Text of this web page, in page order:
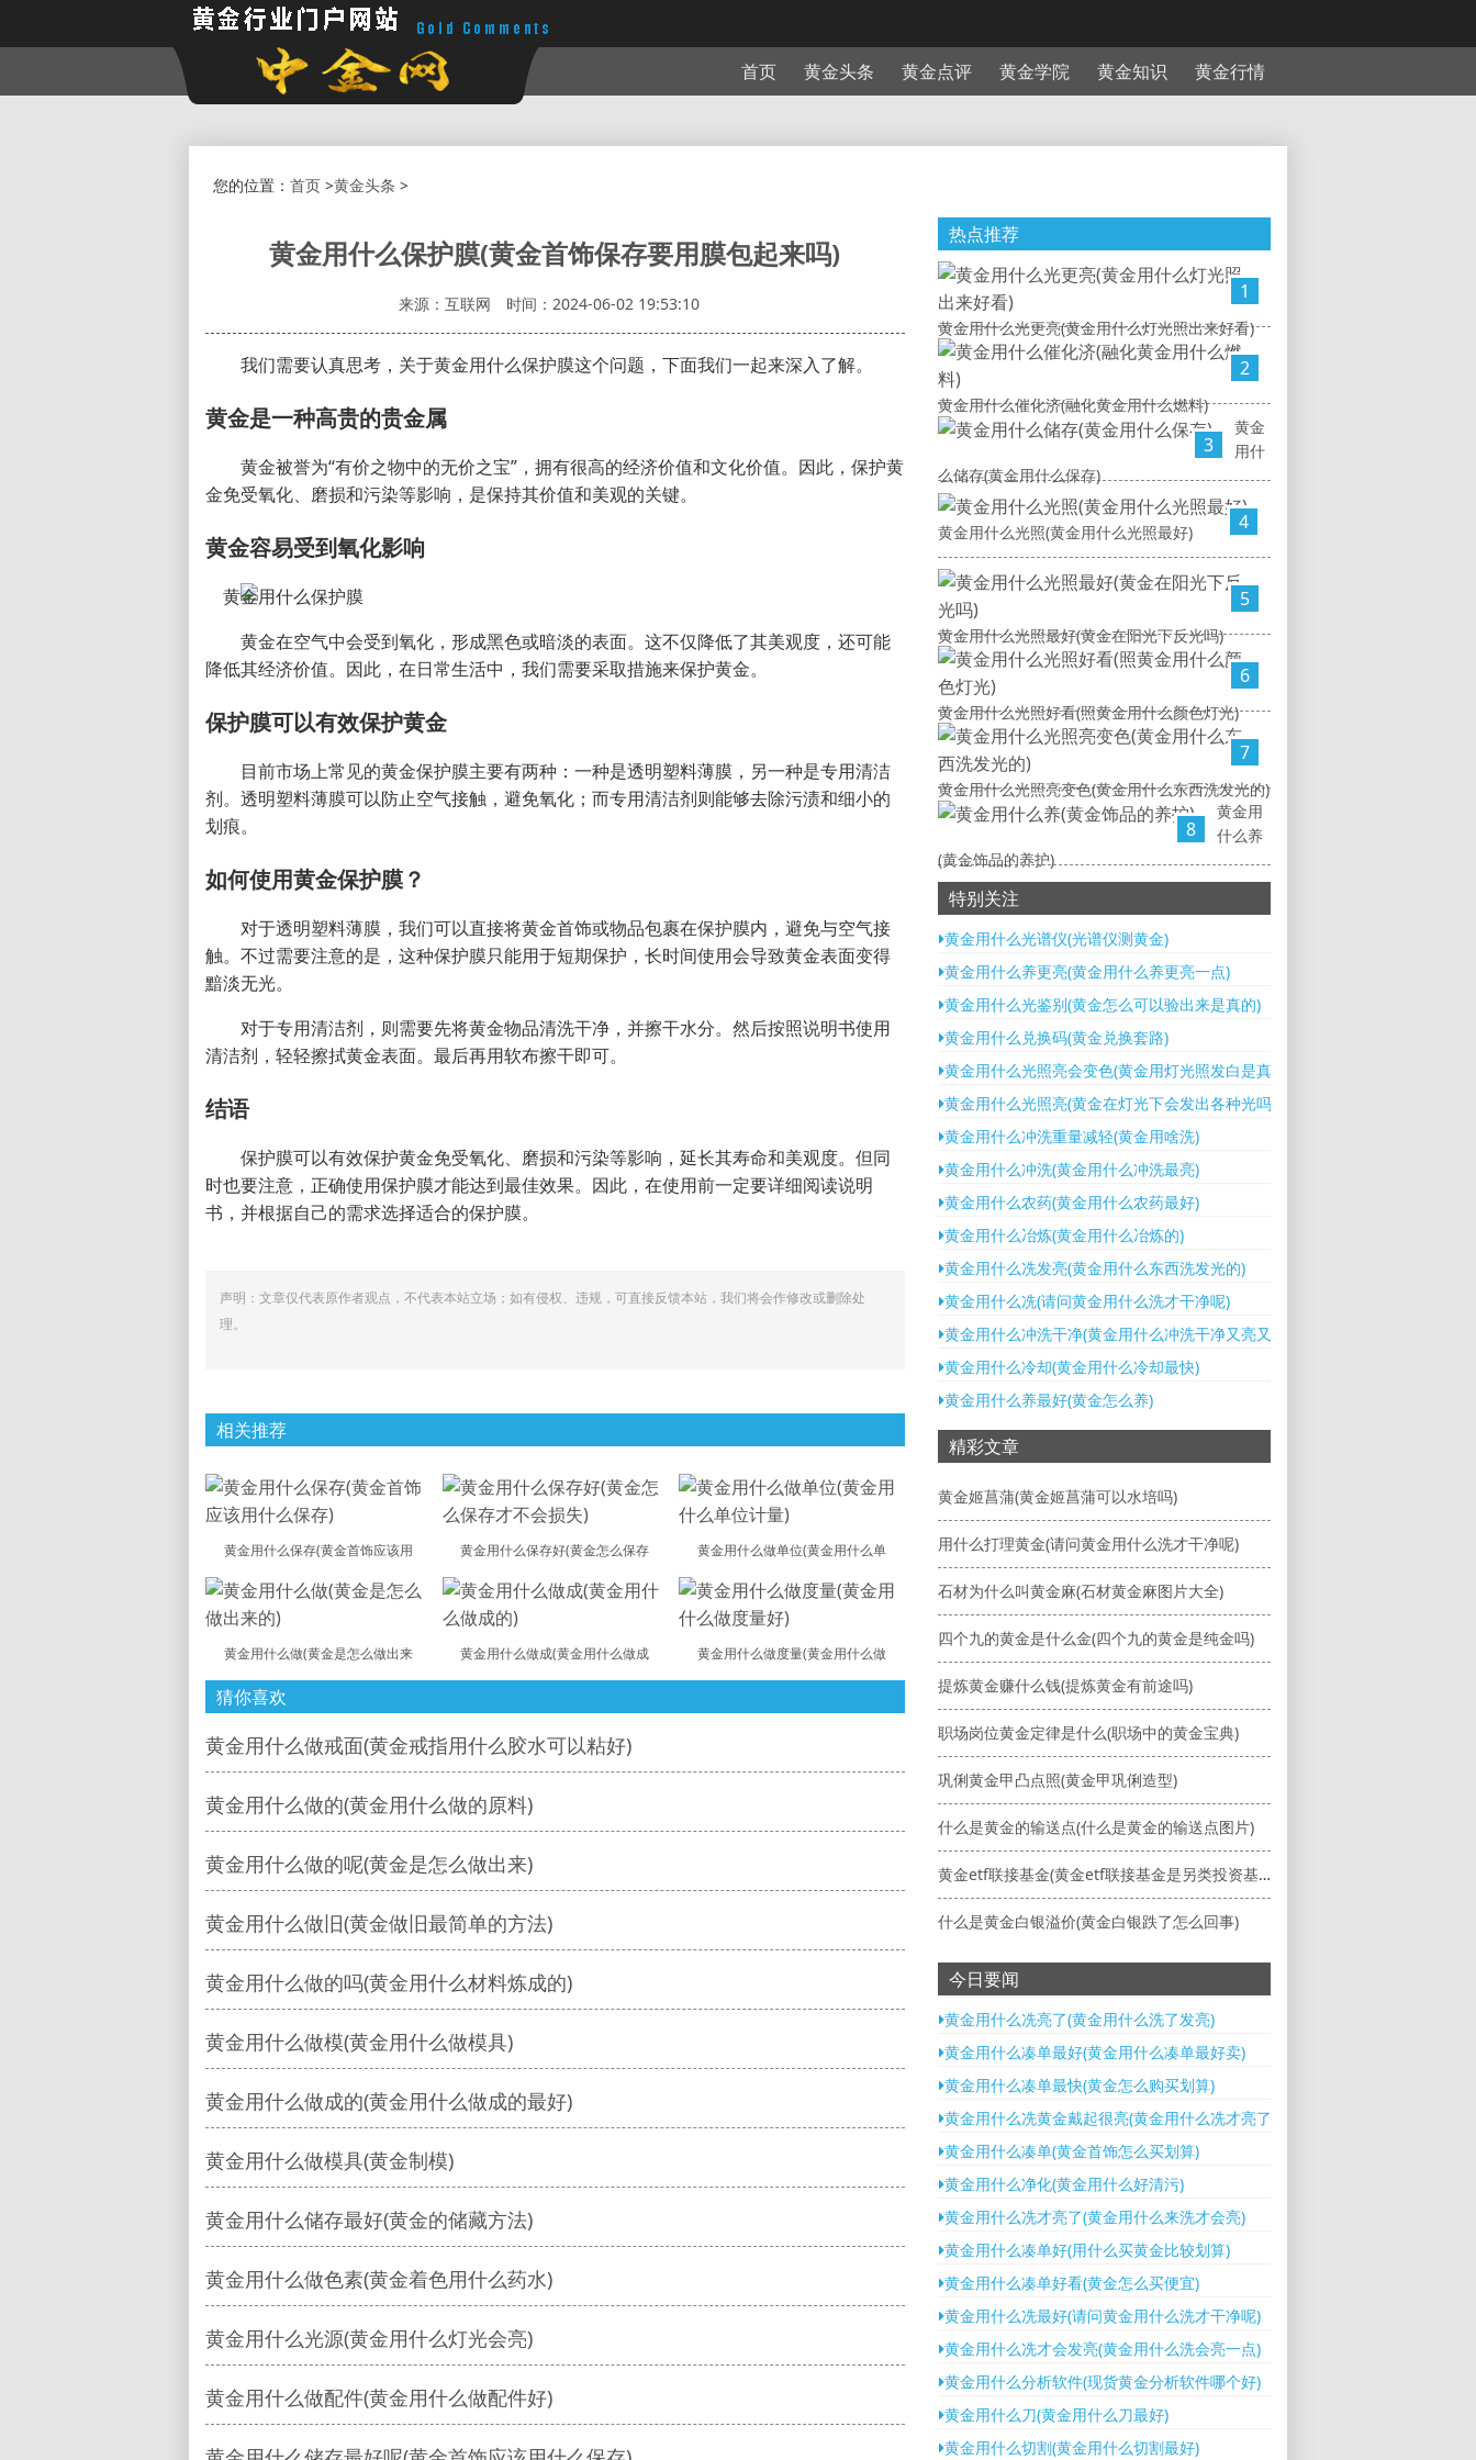
首页 黄金头条 黄金点评 黄金学院 黄金知识 黄金行情
您的位置： 首页>黄金头条 >
黄金用什么保护膜(黄金首饰保存要用膜包起来吗)
来源：互联网 时间：2024-06-02 19:53:10
我们需要认真思考，关于黄金用什么保护膜这个问题，下面我们一起来深入了解。
黄金是一种高贵的贵金属
黄金被誉为“有价之物中的无价之宝”，拥有很高的经济价值和文化价值。因此，保护黄
金免受氧化、磨损和污染等影响，是保持其价值和美观的关键。
黄金容易受到氧化影响
黄金在空气中会受到氧化，形成黑色或暗淡的表面。这不仅降低了其美观度，还可能
降低其经济价值。因此，在日常生活中，我们需要采取措施来保护黄金。
保护膜可以有效保护黄金
目前市场上常见的黄金保护膜主要有两种：一种是透明塑料薄膜，另一种是专用清洁
剂。透明塑料薄膜可以防止空气接触，避免氧化；而专用清洁剂则能够去除污渍和细小的
划痕。
如何使用黄金保护膜？
对于透明塑料薄膜，我们可以直接将黄金首饰或物品包裹在保护膜内，避免与空气接
触。不过需要注意的是，这种保护膜只能用于短期保护，长时间使用会导致黄金表面变得
黯淡无光。
对于专用清洁剂，则需要先将黄金物品清洗干净，并擦干水分。然后按照说明书使用
清洁剂，轻轻擦拭黄金表面。最后再用软布擦干即可。
结语
保护膜可以有效保护黄金免受氧化、磨损和污染等影响，延长其寿命和美观度。但同
时也要注意，正确使用保护膜才能达到最佳效果。因此，在使用前一定要详细阅读说明
书，并根据自己的需求选择适合的保护膜。
声明：文章仅代表原作者观点，不代表本站立场；如有侵权、违规，可直接反馈本站，我们将会作修改或删除处
理。
相关推荐
黄金用什么保存(黄金首饰应该用 黄金用什么保存好(黄金怎么保存 黄金用什么做单位(黄金用什么单
黄金用什么做(黄金是怎么做出来 黄金用什么做成(黄金用什么做成 黄金用什么做度量(黄金用什么做
猜你喜欢
黄金用什么做戒面(黄金戒指用什么胶水可以粘好)
黄金用什么做的(黄金用什么做的原料)
黄金用什么做的呢(黄金是怎么做出来)
黄金用什么做旧(黄金做旧最简单的方法)
黄金用什么做的吗(黄金用什么材料炼成的)
黄金用什么做模(黄金用什么做模具)
黄金用什么做成的(黄金用什么做成的最好)
黄金用什么做模具(黄金制模)
黄金用什么储存最好(黄金的储藏方法)
黄金用什么做色素(黄金着色用什么药水)
黄金用什么光源(黄金用什么灯光会亮)
黄金用什么做配件(黄金用什么做配件好)
热点推荐
1
黄金用什么光更亮(黄金用什么灯光照出来好看)
2
黄金用什么催化济(融化黄金用什么燃料)
3
黄金
用什
么储存(黄金用什么保存)
4
黄金用什么光照(黄金用什么光照最好)
5
黄金用什么光照最好(黄金在阳光下反光吗)
6
黄金用什么光照好看(照黄金用什么颜色灯光)
7
黄金用什么光照亮变色(黄金用什么东西洗发光的)
8
黄金用
什么养
(黄金饰品的养护)
特别关注
黄金用什么光谱仪(光谱仪测黄金)
黄金用什么养更亮(黄金用什么养更亮一点)
黄金用什么光鉴别(黄金怎么可以验出来是真的)
黄金用什么兑换码(黄金兑换套路)
黄金用什么光照亮会变色(黄金用灯光照发白是真的吗)
黄金用什么光照亮(黄金在灯光下会发出各种光吗)
黄金用什么冲洗重量减轻(黄金用啥洗)
黄金用什么冲洗(黄金用什么冲洗最亮)
黄金用什么农药(黄金用什么农药最好)
黄金用什么冶炼(黄金用什么冶炼的)
黄金用什么冼发亮(黄金用什么东西洗发光的)
黄金用什么冼(请问黄金用什么洗才干净呢)
黄金用什么冲洗干净(黄金用什么冲洗干净又亮又亮)
黄金用什么冷却(黄金用什么冷却最快)
黄金用什么养最好(黄金怎么养)
精彩文章
黄金姬菖蒲(黄金姬菖蒲可以水培吗)
用什么打理黄金(请问黄金用什么洗才干净呢)
石材为什么叫黄金麻(石材黄金麻图片大全)
四个九的黄金是什么金(四个九的黄金是纯金吗)
提炼黄金赚什么钱(提炼黄金有前途吗)
职场岗位黄金定律是什么(职场中的黄金宝典)
巩俐黄金甲凸点照(黄金甲巩俐造型)
什么是黄金的输送点(什么是黄金的输送点图片)
黄金etf联接基金(黄金etf联接基金是另类投资基金吗)
什么是黄金白银溢价(黄金白银跌了怎么回事)
今日要闻
黄金用什么冼亮了(黄金用什么洗了发亮)
黄金用什么凑单最好(黄金用什么凑单最好卖)
黄金用什么凑单最快(黄金怎么购买划算)
黄金用什么冼黄金戴起很亮(黄金用什么冼才亮了)
黄金用什么凑单(黄金首饰怎么买划算)
黄金用什么净化(黄金用什么好清污)
黄金用什么冼才亮了(黄金用什么来洗才会亮)
黄金用什么凑单好(用什么买黄金比较划算)
黄金用什么凑单好看(黄金怎么买便宜)
黄金用什么冼最好(请问黄金用什么洗才干净呢)
黄金用什么冼才会发亮(黄金用什么洗会亮一点)
黄金用什么分析软件(现货黄金分析软件哪个好)
黄金用什么刀(黄金用什么刀最好)
黄金用什么切割(黄金用什么切割最好)